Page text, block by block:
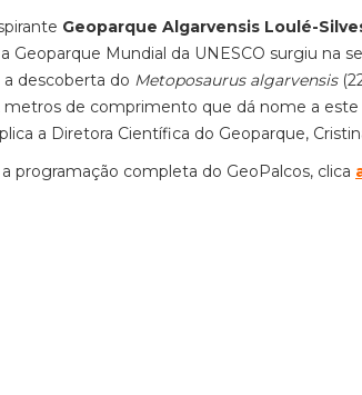
Geoparque Algarvensis Loulé-
a Geoparque Mundial da UNESCO surgiu
descoberta do Metoposaurus algarvensis
metros de comprimento que dá nome a
a Diretora Científica do Geoparque,
programação completa do GeoPalcos, clica